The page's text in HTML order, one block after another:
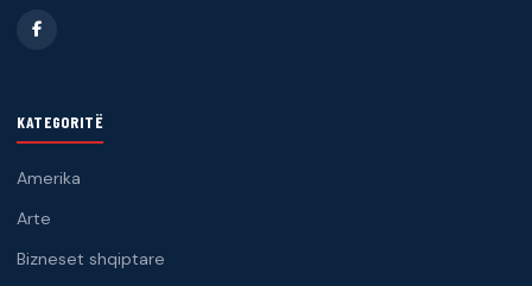
KATEGORITË
Amerika
Arte
Bizneset shqiptare